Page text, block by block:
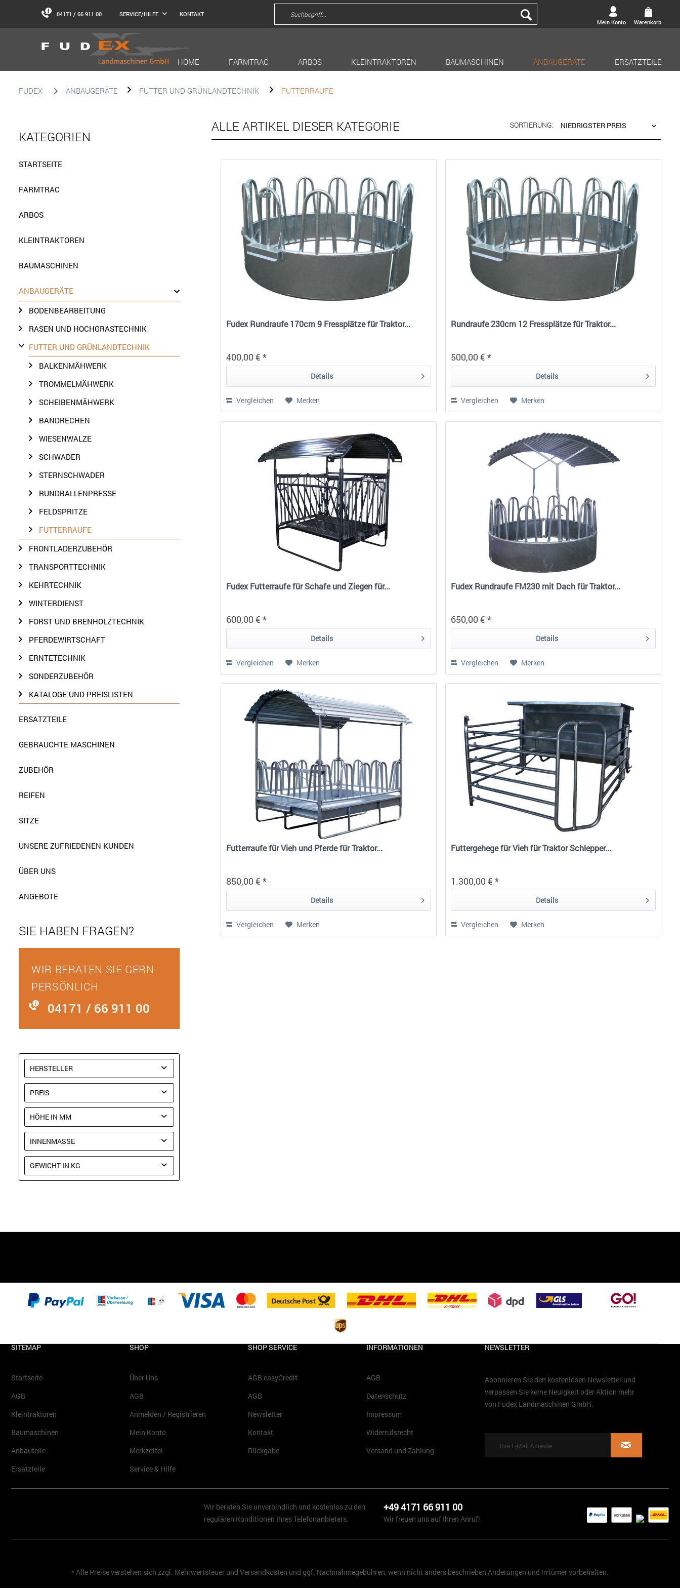
04171 / 66 911 00 SERVICE/HILFE
KONTAKT
Mein Konto
Warenkorb
HOME FARMTRAC ARBOS KLEINTRAKTOREN BAUMASCHINEN ANBAUGERÄTE ERSATZTEILE
FUDEX ANBAUGERÄTE FUTTER UND GRÜNLANDTECHNIK FUTTERRAUFE
KATEGORIEN
STARTSEITE
FARMTRAC
ARBOS
KLEINTRAKTOREN
BAUMASCHINEN
ANBAUGERÄTE
BODENBEARBEITUNG
RASEN UND HOCHGRASTECHNIK
FUTTER UND GRÜNLANDTECHNIK
BALKENMÄHWERK
TROMMELMÄHWERK
SCHEIBENMÄHWERK
BANDRECHEN
WIESENWALZE
SCHWADER
STERNSCHWADER
RUNDBALLENPRESSE
FELDSPRITZE
FUTTERRAUFE
FRONTLADERZUBEHÖR
TRANSPORTTECHNIK
KEHRTECHNIK
WINTERDIENST
FORST UND BRENHOLZTECHNIK
PFERDEWIRTSCHAFT
ERNTETECHNIK
SONDERZUBEHÖR
KATALOGE UND PREISLISTEN
ERSATZTEILE
GEBRAUCHTE MASCHINEN
ZUBEHÖR
REIFEN
SITZE
UNSERE ZUFRIEDENEN KUNDEN
ÜBER UNS
ANGEBOTE
SIE HABEN FRAGEN?
WIR BERATEN SIE GERN
PERSÖNLICH
04171 / 66 911 00
HERSTELLER
FUDEX
PREIS
von400,00 €bis1300,00 €
HÖHE IN MM
2100
INNENMASSE
230CM
GEWICHT IN KG
ALLE ARTIKEL DIESER KATEGORIE SORTIERUNG:
Fudex Rundraufe 170cm 9 Fressplätze für Traktor...
400,00 € *
Details
Vergleichen Merken
Rundraufe 230cm 12 Fressplätze für Traktor...
500,00 € *
Details
Vergleichen Merken
Fudex Futterraufe für Schafe und Ziegen für...
600,00 € *
Details
Vergleichen Merken
Fudex Rundraufe FM230 mit Dach für Traktor...
650,00 € *
Details
Vergleichen Merken
Futterraufe für Vieh und Pferde für Traktor...
850,00 € *
Details
Vergleichen Merken
Futtergehege für Vieh für Traktor Schlepper...
1.300,00 € *
Details
Vergleichen Merken
SITEMAP
Startseite
AGB
Kleintraktoren
Baumaschinen
Anbauteile
Ersatzteile
SHOP
Über Uns
AGB
Anmelden / Registrieren
Mein Konto
Merkzettel
Service & Hilfe
SHOP SERVICE
AGB easyCredit
AGB
Newsletter
Kontakt
Rückgabe
INFORMATIONEN
AGB
Datenschutz
Impressum
Widerrufsrecht
Versand und Zahlung
NEWSLETTER
Abonnieren Sie den kostenlosen Newsletter und
verpassen Sie keine Neuigkeit oder Aktion mehr
von Fudex Landmaschinen GmbH.
Wir beraten Sie unverbindlich und kostenlos zu den
regulären Konditionen Ihres Telefonanbieters.
+49 4171 66 911 00
Wir freuen uns auf Ihren Anruf!
* Alle Preise verstehen sich zzgl. Mehrwertsteuer und Versandkosten und ggf. Nachnahmegebühren, wenn nicht anders beschrieben Änderungen und Irrtümer vorbehalten.